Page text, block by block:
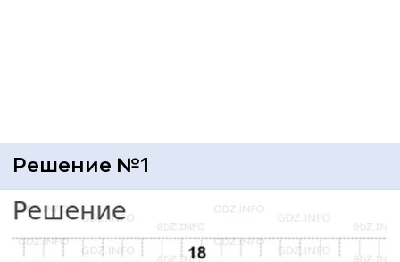
Решение №1